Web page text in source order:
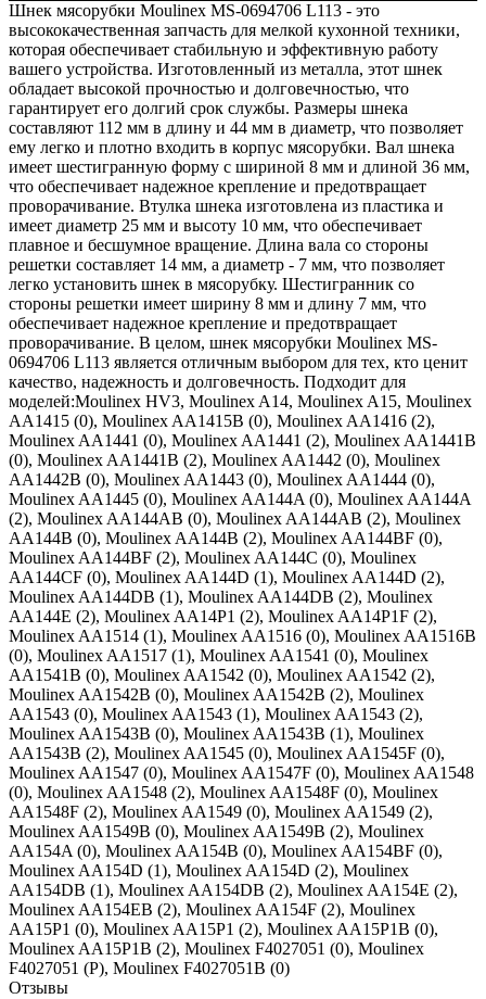
Шнек мясорубки Moulinex MS-0694706 L113 - это
высококачественная запчасть для мелкой кухонной техники,
которая обеспечивает стабильную и эффективную работу
вашего устройства. Изготовленный из металла, этот шнек
обладает высокой прочностью и долговечностью, что
гарантирует его долгий срок службы. Размеры шнека
составляют 112 мм в длину и 44 мм в диаметр, что позволяет
ему легко и плотно входить в корпус мясорубки. Вал шнека
имеет шестигранную форму с шириной 8 мм и длиной 36 мм,
что обеспечивает надежное крепление и предотвращает
проворачивание. Втулка шнека изготовлена из пластика и
имеет диаметр 25 мм и высоту 10 мм, что обеспечивает
плавное и бесшумное вращение. Длина вала со стороны
решетки составляет 14 мм, а диаметр - 7 мм, что позволяет
легко установить шнек в мясорубку. Шестигранник со
стороны решетки имеет ширину 8 мм и длину 7 мм, что
обеспечивает надежное крепление и предотвращает
проворачивание. В целом, шнек мясорубки Moulinex MS-
0694706 L113 является отличным выбором для тех, кто ценит
качество, надежность и долговечность. Подходит для
моделей:Moulinex HV3, Moulinex A14, Moulinex A15, Moulinex
AA1415 (0), Moulinex AA1415B (0), Moulinex AA1416 (2),
Moulinex AA1441 (0), Moulinex AA1441 (2), Moulinex AA1441B
(0), Moulinex AA1441B (2), Moulinex AA1442 (0), Moulinex
AA1442B (0), Moulinex AA1443 (0), Moulinex AA1444 (0),
Moulinex AA1445 (0), Moulinex AA144A (0), Moulinex AA144A
(2), Moulinex AA144AB (0), Moulinex AA144AB (2), Moulinex
AA144B (0), Moulinex AA144B (2), Moulinex AA144BF (0),
Moulinex AA144BF (2), Moulinex AA144C (0), Moulinex
AA144CF (0), Moulinex AA144D (1), Moulinex AA144D (2),
Moulinex AA144DB (1), Moulinex AA144DB (2), Moulinex
AA144E (2), Moulinex AA14P1 (2), Moulinex AA14P1F (2),
Moulinex AA1514 (1), Moulinex AA1516 (0), Moulinex AA1516B
(0), Moulinex AA1517 (1), Moulinex AA1541 (0), Moulinex
AA1541B (0), Moulinex AA1542 (0), Moulinex AA1542 (2),
Moulinex AA1542B (0), Moulinex AA1542B (2), Moulinex
AA1543 (0), Moulinex AA1543 (1), Moulinex AA1543 (2),
Moulinex AA1543B (0), Moulinex AA1543B (1), Moulinex
AA1543B (2), Moulinex AA1545 (0), Moulinex AA1545F (0),
Moulinex AA1547 (0), Moulinex AA1547F (0), Moulinex AA1548
(0), Moulinex AA1548 (2), Moulinex AA1548F (0), Moulinex
AA1548F (2), Moulinex AA1549 (0), Moulinex AA1549 (2),
Moulinex AA1549B (0), Moulinex AA1549B (2), Moulinex
AA154A (0), Moulinex AA154B (0), Moulinex AA154BF (0),
Moulinex AA154D (1), Moulinex AA154D (2), Moulinex
AA154DB (1), Moulinex AA154DB (2), Moulinex AA154E (2),
Moulinex AA154EB (2), Moulinex AA154F (2), Moulinex
AA15P1 (0), Moulinex AA15P1 (2), Moulinex AA15P1B (0),
Moulinex AA15P1B (2), Moulinex F4027051 (0), Moulinex
F4027051 (P), Moulinex F4027051B (0)
Отзывы